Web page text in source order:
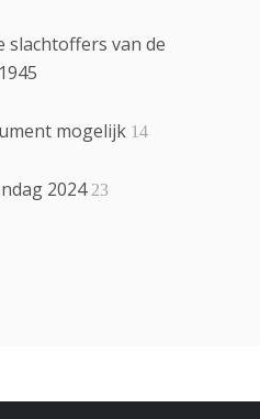
slachtoffers van de
mogelijk 14
2024 23